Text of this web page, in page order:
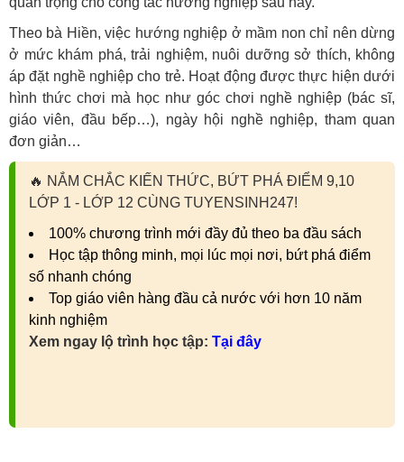
Theo bà Hiền, việc hướng nghiệp ở mầm non chỉ nên dừng
ở mức khám phá, trải nghiệm, nuôi dưỡng sở thích, không
áp đặt nghề nghiệp cho trẻ. Hoạt động được thực hiện dưới
hình thức chơi mà học như góc chơi nghề nghiệp (bác sĩ,
giáo viên, đầu bếp…), ngày hội nghề nghiệp, tham quan
đơn giản…
🔥 NẮM CHẮC KIẾN THỨC, BỨT PHÁ ĐIỂM 9,10
LỚP 1 - LỚP 12 CÙNG TUYENSINH247!
100% chương trình mới đầy đủ theo ba đầu sách
Học tập thông minh, mọi lúc mọi nơi, bứt phá điểm
số nhanh chóng
Top giáo viên hàng đầu cả nước với hơn 10 năm
kinh nghiệm
Xem ngay lộ trình học tập: Tại đây